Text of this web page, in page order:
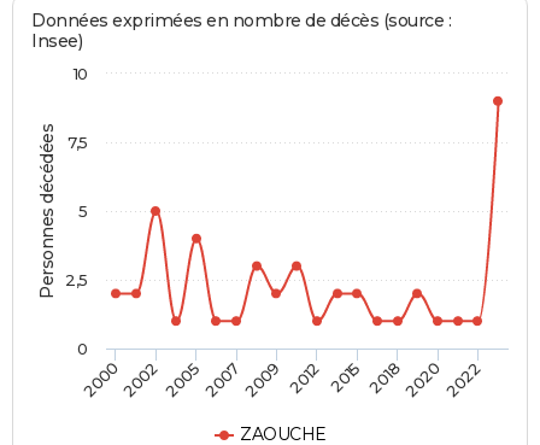
Personnes décédées
Données exprimées en nombre de décès (source :
Insee)
ZAOUCHE
20002002200520072009 2012 2015 201820202022
0
2,5
5
7,5
10